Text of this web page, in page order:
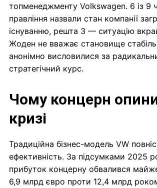
топменеджменту Volkswagen. 6 із 9
правління назвали стан компанії
існуванню, решта 3 — ситуацію
Жоден не вважає становище
анонімно висловилися за
стратегічний курс.
Чому концерн
кризі
Традиційна бізнес-модель VW
ефективність. За підсумками 2025
прибуток концерну обвалився
6,9 млрд євро проти 12,4 млрд